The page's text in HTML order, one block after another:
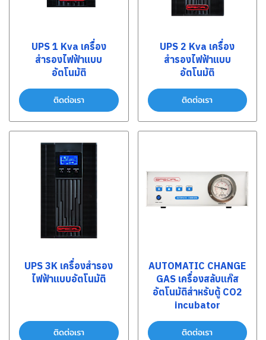
UPS 1 Kva เครื่อง
สำรองไฟฟ้าแบบ
อัตโนมัติ
ติดต่อเรา
UPS 2 Kva เครื่อง
สำรองไฟฟ้าแบบ
อัตโนมัติ
ติดต่อเรา
UPS 3K เครื่องสำรอง
ไฟฟ้าแบบอัตโนมัติ
ติดต่อเรา
AUTOMATIC CHANGE
GAS เครื่องสลับแก๊ส
อัตโนมัติสำหรับตู้ CO2
incubator
ติดต่อเรา